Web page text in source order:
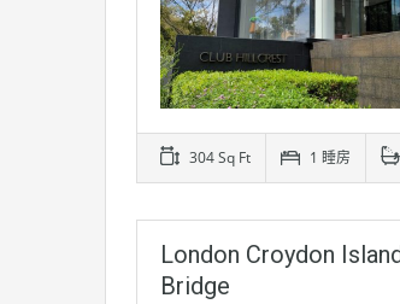
304 Sq Ft 1 睡房
London Croydon
Bridge